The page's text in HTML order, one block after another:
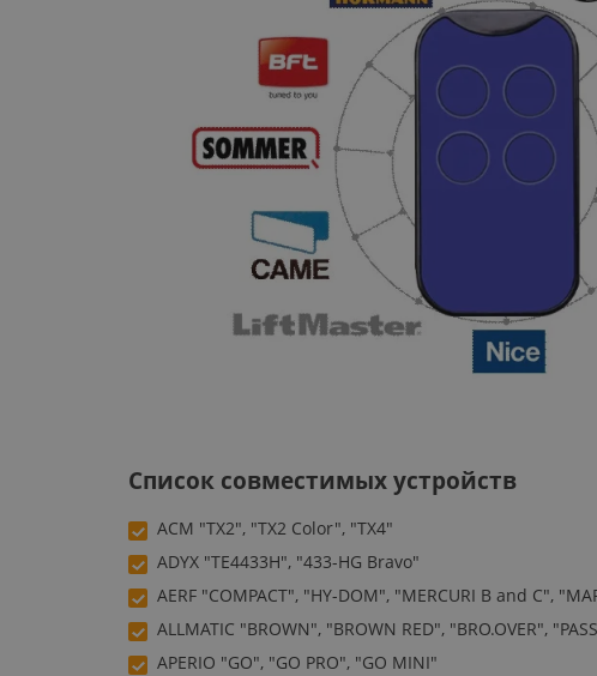
Список совместимых устройств
ACM "TX2", "TX2 Color", "TX4"
ADYX "TE4433H", "433-HG Bravo"
AERF "COMPACT", "HY-DOM", "MERCURI B and C",
ALLMATIC "BROWN", "BROWN RED", "BRO.OVER",
APERIO "GO", "GO PRO", "GO MINI"